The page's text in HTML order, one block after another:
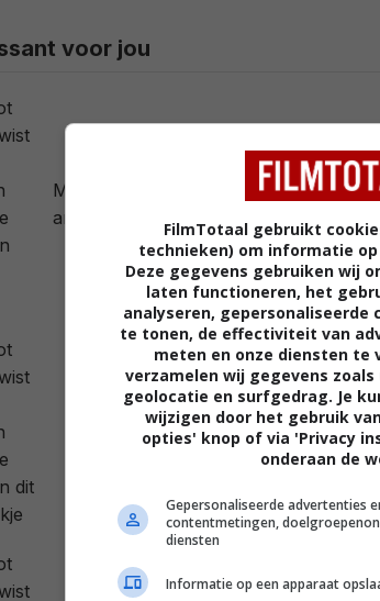
voor jou
Margot Robbie's Barbie vanwege deze
anders dan de originele pop
Margot Robbie had speciale reden
tegen 'Barbie'
FilmTotaal gebruikt
technieken) om informatie
Deze gegevens gebruiken wij
laten functioneren, het
analyseren,
te tonen, de effectiviteit van
meten en onze diensten te
verzamelen wij gegevens zoals
geolocatie en surfgedrag. Je
wijzigen door het gebruik
opties' knop of via 'Privacy
onderaan de
Gepersonaliseerde advertenties
contentmetingen,
diensten
Informatie op een apparaat